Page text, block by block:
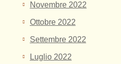
Novembre 2022
Ottobre 2022
Settembre 2022
Luglio 2022